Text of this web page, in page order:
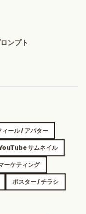
ンプト
ィール / アバター
サムネイル
ーケティング
ポスター / チラシ